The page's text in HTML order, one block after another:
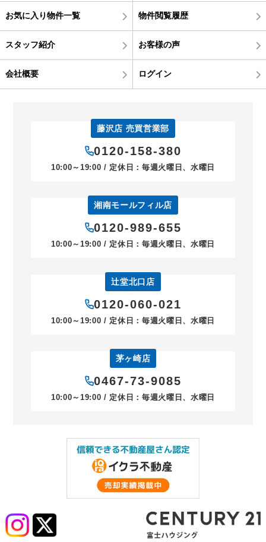
お気に入り物件一覧 物件閲覧履歴
スタッフ紹介 お客様の声
会社概要 ログイン
藤沢店 売買営業部
0120-158-380
10:00～19:00 / 定休日：毎週火曜日、水曜日
湘南モールフィル店
0120-989-655
10:00～19:00 / 定休日：毎週火曜日、水曜日
辻堂北口店
0120-060-021
10:00～19:00 / 定休日：毎週火曜日、水曜日
茅ヶ崎店
0467-73-9085
10:00～19:00 / 定休日：毎週火曜日、水曜日